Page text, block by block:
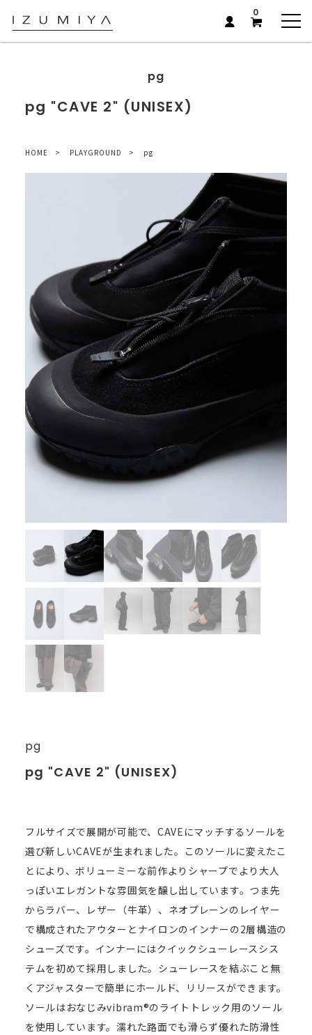
0
pg
pg "CAVE 2" (UNISEX)
HOME PLAYGROUND pg
pg
pg "CAVE 2" (UNISEX)
フルサイズで展開が可能で、CAVEにマッチするソールを
選び新しいCAVEが生まれました。このソールに変えたこ
とにより、ボリューミーな前作よりシャープでより大人
っぽいエレガントな雰囲気を醸し出しています。つま先
からラバー、レザー（牛革）、ネオプレーンのレイヤー
で構成されたアウターとナイロンのインナーの2層構造の
シューズです。インナーにはクイックシューレースシス
テムを初めて採用しました。シューレースを結ぶこと無
くアジャスターで簡単にホールド、リリースができます。
ソールはおなじみvibram®のライトトレック用のソール
を使用しています。濡れた路面でも滑らず優れた防滑性